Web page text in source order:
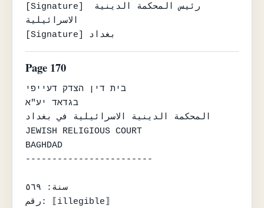
[Signature] رئيس المحكمة الدينية
الاسرائيلية
[Signature] بغداد
Page 170
בית דין הצדק דעייפי
בגדאד יע"א
المحكمة الدينية الاسرائيلية في بغداد
JEWISH RELIGIOUS COURT
BAGHDAD
------------------------
سنة: ٥٦٩
رقم: ⟦illegible⟧